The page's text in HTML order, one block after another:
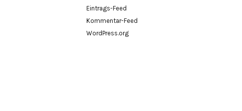
Eintrags-Feed
Kommentar-Feed
WordPress.org